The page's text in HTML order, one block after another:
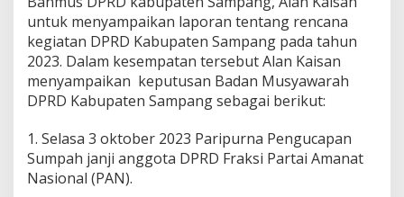
untuk menyampaikan laporan tentang rencana
kegiatan DPRD Kabupaten Sampang pada tahun
2023. Dalam kesempatan tersebut Alan Kaisan
menyampaikan keputusan Badan Musyawarah
DPRD Kabupaten Sampang sebagai berikut:
1. Selasa 3 oktober 2023 Paripurna Pengucapan
Sumpah janji anggota DPRD Fraksi Partai Amanat
Nasional (PAN).